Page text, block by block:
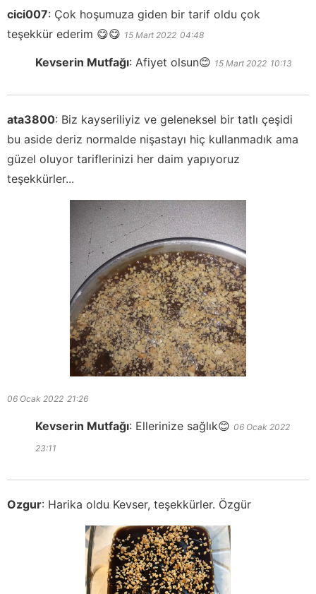
cici007: Çok hoşumuza giden bir tarif oldu çok
teşekkür ederim 😋😋 15 Mart 2022 04:48
Kevserin Mutfağı: Afiyet olsun😊 15 Mart 2022 10:13
ata3800: Biz kayseriliyiz ve geleneksel bir tatlı çeşidi
bu aside deriz normalde nişastayı hiç kullanmadık ama
güzel oluyor tariflerinizi her daim yapıyoruz
teşekkürler...
06 Ocak 2022 21:26
Kevserin Mutfağı: Ellerinize sağlık😊 06 Ocak 2022
23:11
Ozgur: Harika oldu Kevser, teşekkürler. Özgür